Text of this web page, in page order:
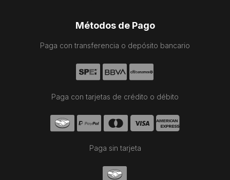
Métodos de Pago
Paga con transferencia o depósito bancario
Paga con tarjetas de crédito o débito
Paga sin tarjeta